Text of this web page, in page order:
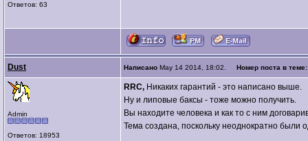
Ответов: 63
Dust Написано May 14 2014, 18:02. Номер поста в
Admin
Ответов: 18953
RRC, Никаких гарантий - это написано выше.
Ну и липовые баксы - тоже можно получить.
Вы находите человека и как то с ним
Тема создана, поскольку неоднократно